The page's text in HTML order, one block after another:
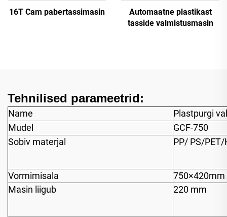
16T Cam pabertassimasin
Automaatne plastikast
tasside valmistusmasin
Tehnilised parameetrid:
Name
Plastpurgi
Mudel
GCF-750
Sobiv materjal
PP/ PS/
Vormimisala
750×420mm
Masin liigub
220 mm